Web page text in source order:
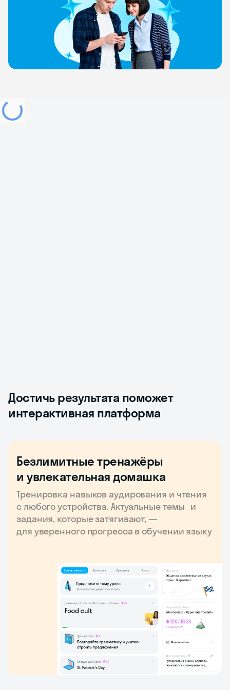
Достичь результата поможет
интерактивная платформа
Безлимитные тренажёры
и увлекательная домашка
Тренировка навыков аудирования и чтения
с любого устройства. Актуальные темы и
задания, которые затягивают, —
для уверенного прогресса в обучении языку